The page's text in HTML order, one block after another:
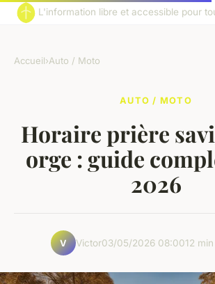
L'information libre et accessible pour
Accueil›Auto / Moto
AUTO / MOTO
Horaire prière
orge : guide
2026
V Victor03/05/2026 08:0012